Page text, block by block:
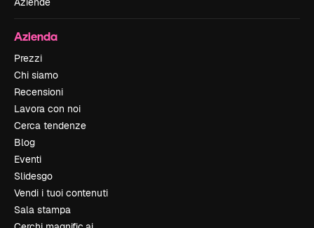
Azienda
Prezzi
Chi siamo
Recensioni
Lavora con noi
Cerca tendenze
Blog
Eventi
Slidesgo
Vendi i tuoi contenuti
Sala stampa